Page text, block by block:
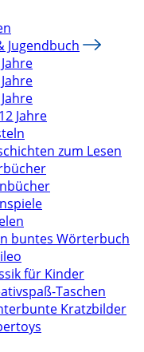
Jugendbuch
Jahre
zum Lesen
buntes Wörterbuch
für Kinder
Taschen
Kratzbilder